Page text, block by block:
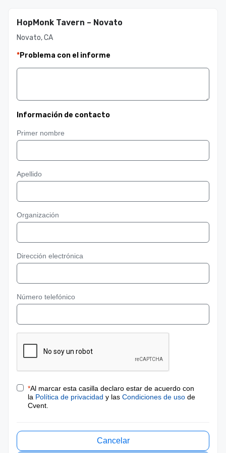
HopMonk Tavern – Novato
Novato, CA
*Problema con el informe
Información de contacto
Primer nombre
Apellido
Organización
Dirección electrónica
Número telefónico
*Al marcar esta casilla declaro estar de acuerdo con
la Política de privacidad y las Condiciones de uso de
Cvent.
Cancelar